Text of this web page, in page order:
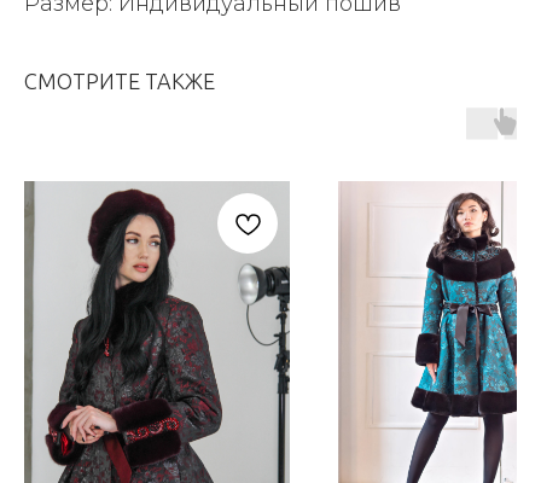
СМОТРИТЕ ТАКЖЕ